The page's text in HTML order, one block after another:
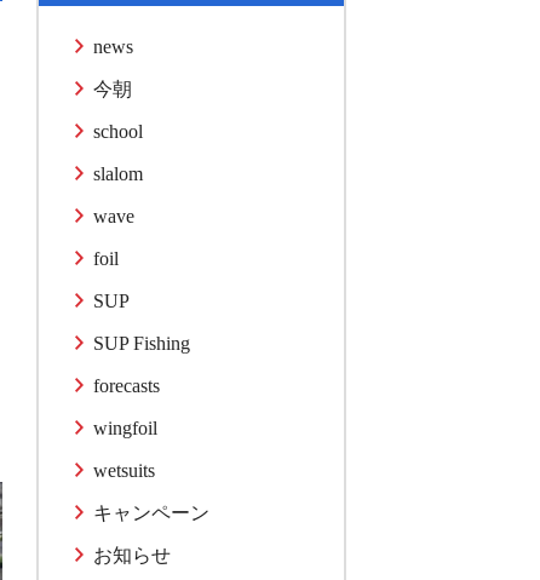
news
今朝
school
slalom
wave
foil
SUP
SUP Fishing
forecasts
wingfoil
wetsuits
キャンペーン
お知らせ